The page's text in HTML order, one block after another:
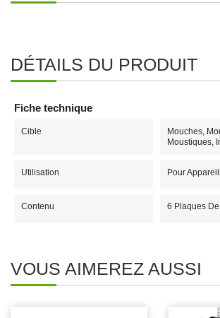
DÉTAILS DU PRODUIT
Fiche technique
Cible
Mouches,
Moustiques,
Utilisation Pour
Contenu 6 Plaques
VOUS AIMEREZ AUSSI